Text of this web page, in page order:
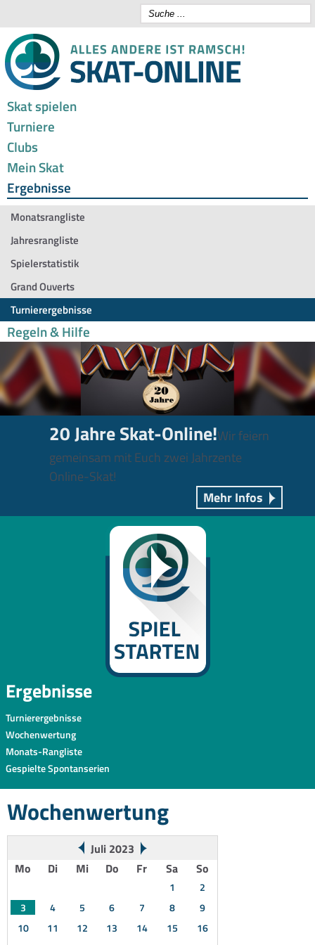
Skat spielen
Turniere
Clubs
Mein Skat
Ergebnisse
Monatsrangliste
Jahresrangliste
Spielerstatistik
Grand Ouverts
Turnierergebnisse
Regeln & Hilfe
20 Jahre Skat-Online!Wir feiern
gemeinsam mit Euch zwei Jahrzente
Online-Skat!
Mehr Infos
Ergebnisse
Turnierergebnisse
Wochenwertung
Monats-Rangliste
Gespielte Spontanserien
Wochenwertung
Juli 2023
Mo
Di Mi Do Fr Sa So
1
2
3
4 5 6 7 8
9
10
11 12 13 14 15
16